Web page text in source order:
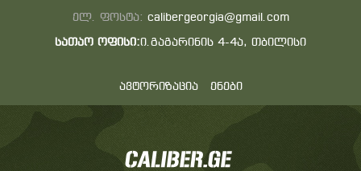
ელ. ფოსტა: calibergeorgia@gmail.com
სათაო ოფისი:ი.გაგარინის 4-4ა, თბილისი
ავტორიზაცია ენები